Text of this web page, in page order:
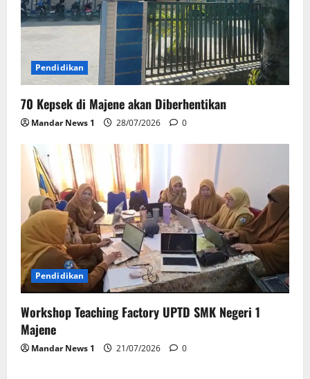
Pendidikan
70 Kepsek di Majene akan Diberhentikan
Mandar News 1 28/07/2026 0
Pendidikan
Workshop Teaching Factory UPTD SMK Negeri 1
Majene
Mandar News 1 21/07/2026 0